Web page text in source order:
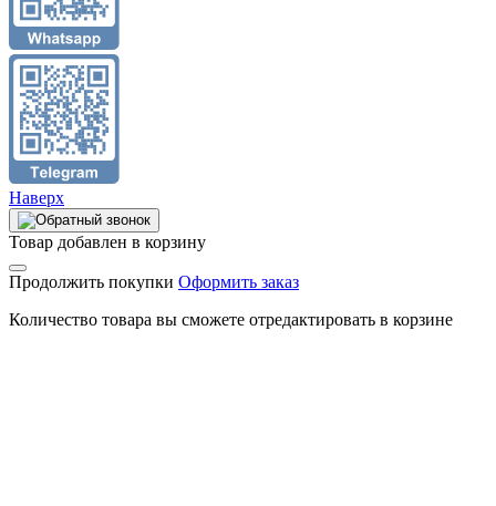
Наверх
Товар добавлен в корзину
Продолжить покупки Оформить заказ
Количество товара вы сможете отредактировать в корзине